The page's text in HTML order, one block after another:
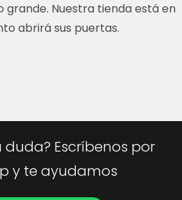
grande. Nuestra tienda está en
abrirá sus puertas.
duda? Escríbenos por
y te ayudamos